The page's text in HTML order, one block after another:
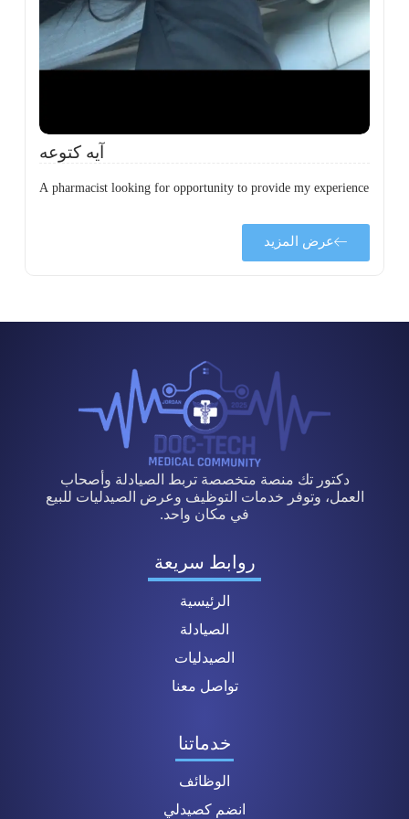
آيه كتوعه
A pharmacist looking for opportunity to provide my experience
عرض المزيد
دكتور تك منصة متخصصة تربط الصيادلة وأصحاب
العمل، وتوفر خدمات التوظيف وعرض الصيدليات للبيع
في مكان واحد.
روابط سريعة
الرئيسية
الصيادلة
الصيدليات
تواصل معنا
خدماتنا
الوظائف
انضم كصيدلي